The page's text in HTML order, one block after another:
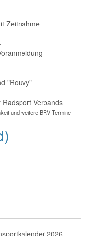
Zeitnahme
"Rouvy"
Verbands
und weitere BRV-Termine -
2026